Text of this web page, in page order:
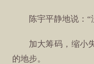
陈宇平静地说：
加大筹码，缩小
的地步。